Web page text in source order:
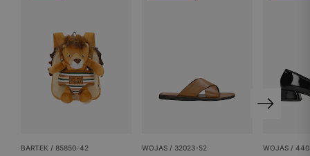
BARTEK / 85850-42 WOJAS / 32023-52 WOJAS /